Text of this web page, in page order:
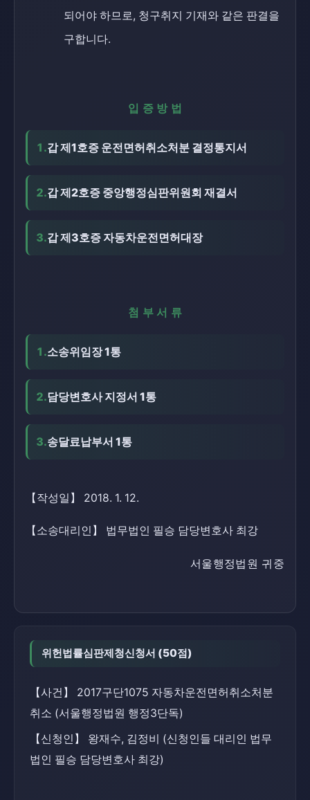
되어야 하므로, 청구취지 기재와 같은 판결을
구합니다.
입증방법
1.갑 제1호증 운전면허취소처분 결정통지서
2.갑 제2호증 중앙행정심판위원회 재결서
3.갑 제3호증 자동차운전면허대장
첨부서류
1.소송위임장 1통
2.담당변호사 지정서 1통
3.송달료납부서 1통
【작성일】 2018. 1. 12.
【소송대리인】 법무법인 필승 담당변호사 최강
서울행정법원 귀중
위헌법률심판제청신청서 (50점)
【사건】 2017구단1075 자동차운전면허취소처분
취소 (서울행정법원 행정3단독)
【신청인】 왕재수, 김정비 (신청인들 대리인 법무
법인 필승 담당변호사 최강)